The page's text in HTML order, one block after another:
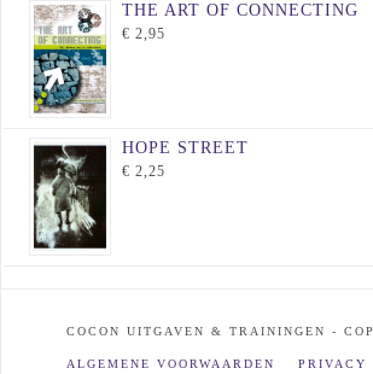
THE ART OF CONNECTING
€ 2,95
HOPE STREET
€ 2,25
COCON UITGAVEN & TRAININGEN -
ALGEMENE VOORWAARDEN PRIVACY